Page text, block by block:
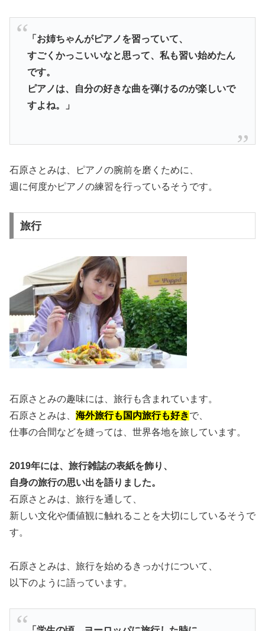
「お姉ちゃんがピアノを習っていて、
すごくかっこいいなと思って、私も習い始めたん
です。
ピアノは、自分の好きな曲を弾けるのが楽しいで
すよね。」
石原さとみは、ピアノの腕前を磨くために、
週に何度かピアノの練習を行っているそうです。
旅行
石原さとみの趣味には、旅行も含まれています。
石原さとみは、 海外旅行も国内旅行も好きで、
仕事の合間などを縫っては、世界各地を旅しています。
2019年には、旅行雑誌の表紙を飾り、
自身の旅行の思い出を語りました。
石原さとみは、旅行を通して、
新しい文化や価値観に触れることを大切にしているそうで
す。
石原さとみは、旅行を始めるきっかけについて、
以下のように語っています。